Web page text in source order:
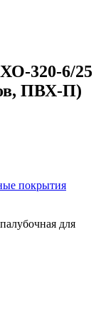
320-6/25
ПВХ-П)
покрытия
для